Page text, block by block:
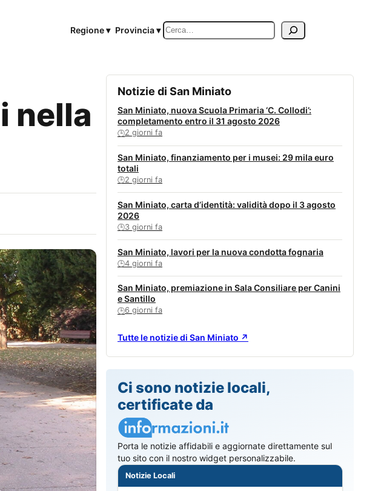
Regione ▾ Provincia ▾ Cerca
nella
Notizie di San Miniato
San Miniato, nuova Scuola Primaria ‘C. Collodi’:
completamento entro il 31 agosto 2026
🕒2 giorni fa
San Miniato, finanziamento per i musei: 29 mila euro
totali
🕒2 giorni fa
San Miniato, carta d’identità: validità dopo il 3 agosto
2026
🕒3 giorni fa
San Miniato, lavori per la nuova condotta fognaria
🕒4 giorni fa
San Miniato, premiazione in Sala Consiliare per Canini
e Santillo
🕒6 giorni fa
Tutte le notizie di San Miniato ↗
Ci sono notizie locali,
certificate da
Porta le notizie affidabili e aggiornate direttamente sul
tuo sito con il nostro widget personalizzabile.
Notizie Locali